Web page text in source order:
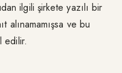
ilgili şirkete yazılı bir
alınamamışsa ve bu
edilir.